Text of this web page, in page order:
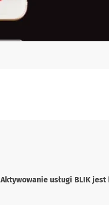
Aktywowanie usługi BLIK jest